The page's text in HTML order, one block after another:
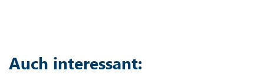
Auch interessant: